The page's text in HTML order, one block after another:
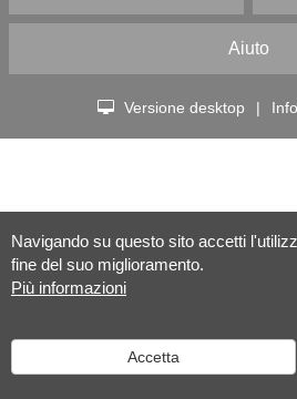
Navigando su questo sito accetti
fine del suo miglioramento.
Più informazioni
Accetta
Aiuto
Versione desktop |